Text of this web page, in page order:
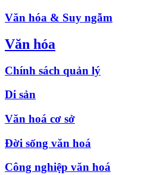
Văn hóa & Suy ngẫm
Văn hóa
Chính sách quản lý
Di sản
Văn hoá cơ sở
Đời sống văn hoá
Công nghiệp văn hoá